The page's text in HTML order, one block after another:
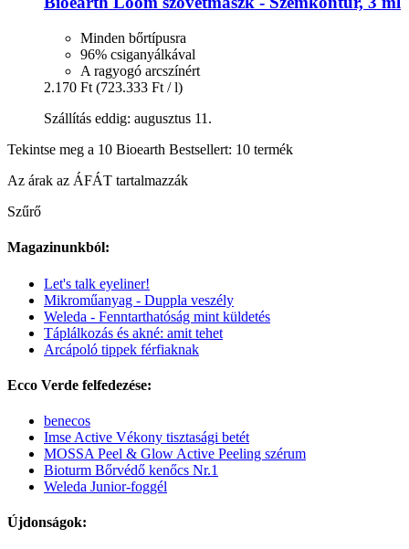
Minden bőrtípusra
96% csiganyálkával
A ragyogó arcszínért
2.170 Ft (723.333 Ft / l)
Szállítás eddig: augusztus 11.
Tekintse meg a 10 Bioearth Bestsellert: 10 termék
Az árak az ÁFÁT tartalmazzák
Szűrő
Magazinunkból:
Let's talk eyeliner!
Mikroműanyag - Duppla veszély
Weleda - Fenntarthatóság mint küldetés
Táplálkozás és akné: amit tehet
Arcápoló tippek férfiaknak
Ecco Verde felfedezése:
benecos
Imse Active Vékony tisztasági betét
MOSSA Peel & Glow Active Peeling szérum
Bioturm Bőrvédő kenőcs Nr.1
Weleda Junior-foggél
Újdonságok: